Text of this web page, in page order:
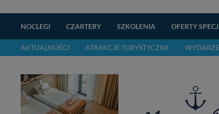
NOCLEGI CZARTERY SZKOLENIA OFERTY
AKTUALNOŚCI ATRAKCJE TURYSTYCZNE